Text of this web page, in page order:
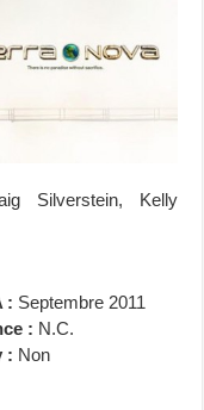
Silverstein, Kelly
: Septembre 2011
: N.C.
: Non